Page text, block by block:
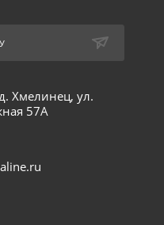
Хмелинец, ул.
57А